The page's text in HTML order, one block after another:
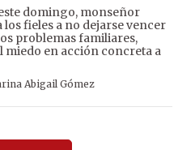
domingo, monseñor
los fieles a no dejarse vencer
problemas familiares,
en acción concreta a
Abigail Gómez